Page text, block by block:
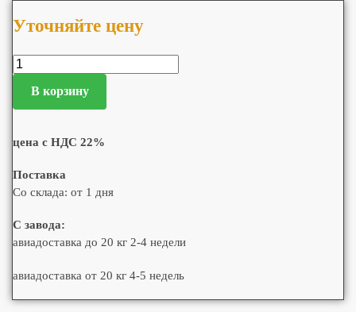
Уточняйте цену
В корзину
цена с НДС 22%
Поставка
Со склада: от 1 дня
С завода:
авиадоставка до 20 кг 2-4 недели
авиадоставка от 20 кг 4-5 недель